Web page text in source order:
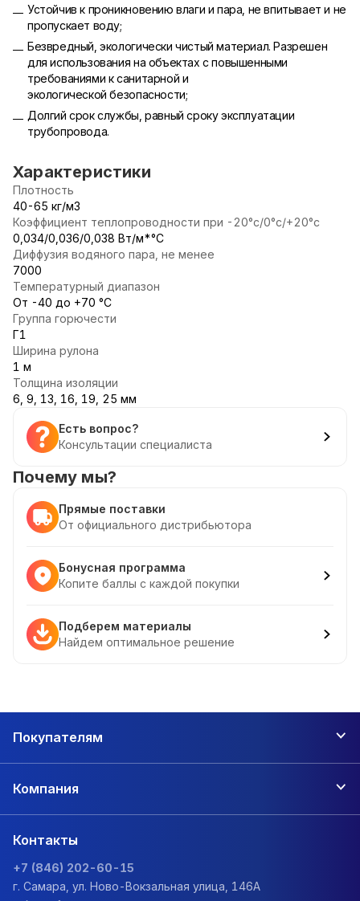
Устойчив к проникновению влаги и пара, не впитывает и не
пропускает воду;
Безвредный, экологически чистый материал. Разрешен
для использования на объектах с повышенными
требованиями к санитарной и
экологической безопасности;
Долгий срок службы, равный сроку эксплуатации
трубопровода.
Характеристики
Плотность
40-65 кг/м3
Коэффициент теплопроводности при -20°с/0°с/+20°с
0,034/0,036/0,038 Вт/м*°С
Диффузия водяного пара, не менее
7000
Температурный диапазон
От -40 до +70 °С
Группа горючести
Г1
Ширина рулона
1 м
Толщина изоляции
6, 9, 13, 16, 19, 25 мм
Есть вопрос?
Консультации специалиста
Почему мы?
Прямые поставки
От официального дистрибьютора
Бонусная программа
Копите баллы с каждой покупки
Подберем материалы
Найдем оптимальное решение
Покупателям
Компания
Контакты
+7 (846) 202-60-15
г. Самара, ул. Ново-Вокзальная улица, 146А